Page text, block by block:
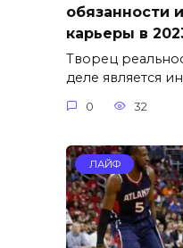
обязанности
карьеры в
Творец
деле является
0 32
ЛАЙФ